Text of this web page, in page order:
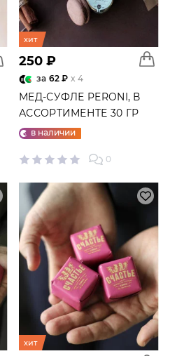
хит
250 ₽
за 62 ₽ x 4
МЕД-СУФЛЕ PERONI, В
АССОРТИМЕНТЕ 30 ГР
в наличии
0
хит